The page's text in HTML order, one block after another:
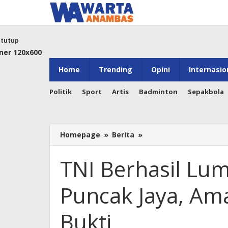
konten
Home Trending Opini
Politik Sport Artis Badminton Sepakbola
tutup
Homepage » Berita »
Berhasil
Tokoh
OPM
Puncak
Jaya,
TNI Berhasil
Puncak Jaya,
Bukti